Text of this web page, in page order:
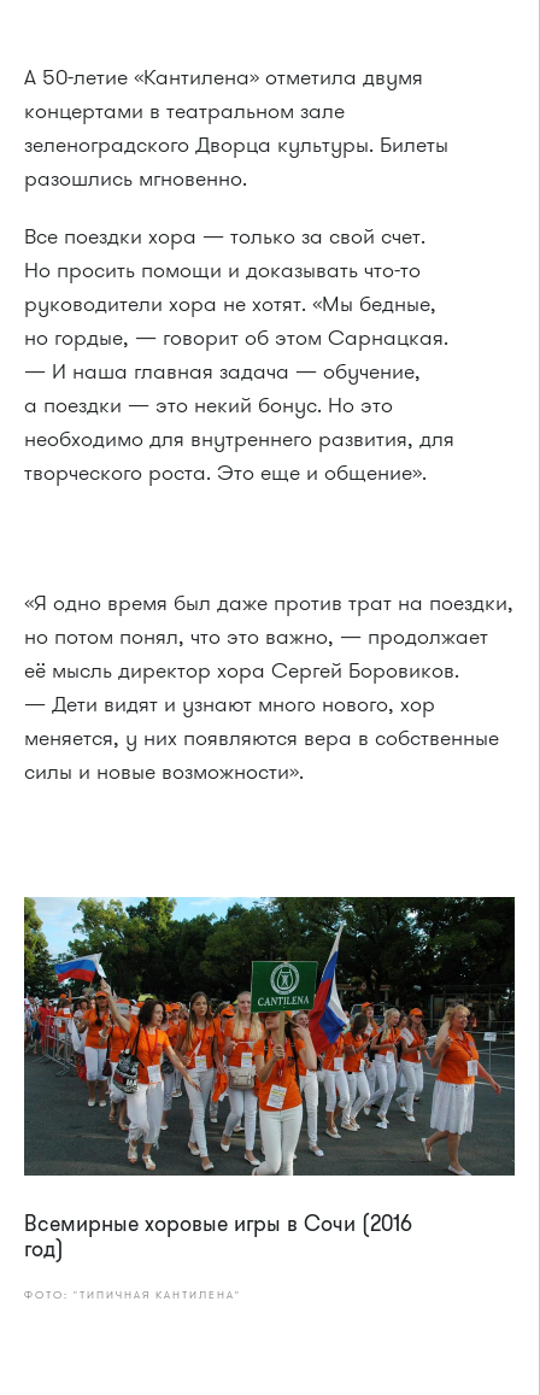
А 50-летие «Кантилена» отметила двумя
концертами в театральном зале
зеленоградского Дворца культуры. Билеты
разошлись мгновенно.
Все поездки хора — только за свой счет.
Но просить помощи и доказывать что-то
руководители хора не хотят. «Мы бедные,
но гордые, — говорит об этом Сарнацкая.
— И наша главная задача — обучение,
а поездки — это некий бонус. Но это
необходимо для внутреннего развития, для
творческого роста. Это еще и общение».
«Я одно время был даже против трат на поездки,
но потом понял, что это важно, — продолжает
её мысль директор хора Сергей Боровиков.
— Дети видят и узнают много нового, хор
меняется, у них появляются вера в собственные
силы и новые возможности».
Всемирные хоровые игры в Сочи (2016
год)
ФОТО: "ТИПИЧНАЯ КАНТИЛЕНА"